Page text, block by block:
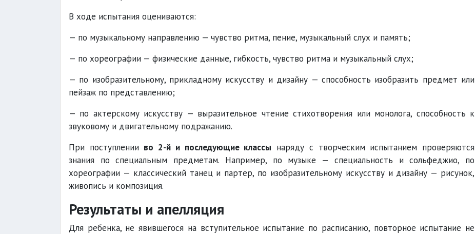
В ходе испытания оцениваются:
— по музыкальному направлению — чувство ритма, пение, музыкальный слух и память;
— по хореографии — физические данные, гибкость, чувство ритма и музыкальный слух;
— по изобразительному, прикладному искусству и дизайну — способность изобразить предмет или
пейзаж по представлению;
— по актерскому искусству — выразительное чтение стихотворения или монолога, способность к
звуковому и двигательному подражанию.
При поступлении во 2-й и последующие классы наряду с творческим испытанием проверяются
знания по специальным предметам. Например, по музыке — специальность и сольфеджио, по
хореографии — классический танец и партер, по изобразительному искусству и дизайну — рисунок,
живопись и композиция.
Результаты и апелляция
Для ребенка, не явившегося на вступительное испытание по расписанию, повторное испытание не